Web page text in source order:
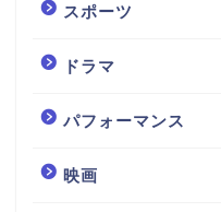
スポーツ
ドラマ
パフォーマンス
映画